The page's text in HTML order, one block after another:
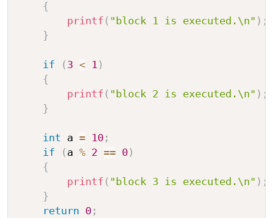
{
printf ( "block 1 is executed.\n" ) ;
}
if ( 3 < 1 )
{
printf ( "block 2 is executed.\n" ) ;
}
int a = 10;
if
( a % 2 == 0)
{
printf ( "block 3 is executed.\n" ) ;
}
return
0;